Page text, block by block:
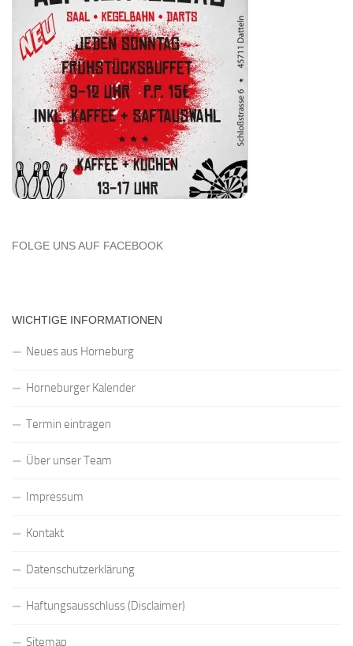
FOLGE UNS AUF FACEBOOK
WICHTIGE INFORMATIONEN
Neues aus Horneburg
Horneburger Kalender
Termin eintragen
Über unser Team
Impressum
Kontakt
Datenschutzerklärung
Haftungsausschluss (Disclaimer)
Sitemap